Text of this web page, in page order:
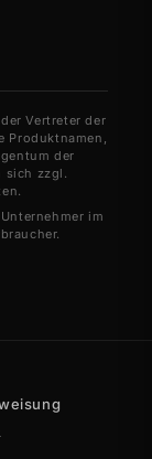
Vertreter der
Produktnamen,
der
sich zzgl.
im